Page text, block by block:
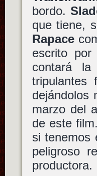
bordo.
que tiene,
Rapace
escrito por
contará
tripulantes
dejándolos
marzo del
de este
si tenemos
peligroso
productora.